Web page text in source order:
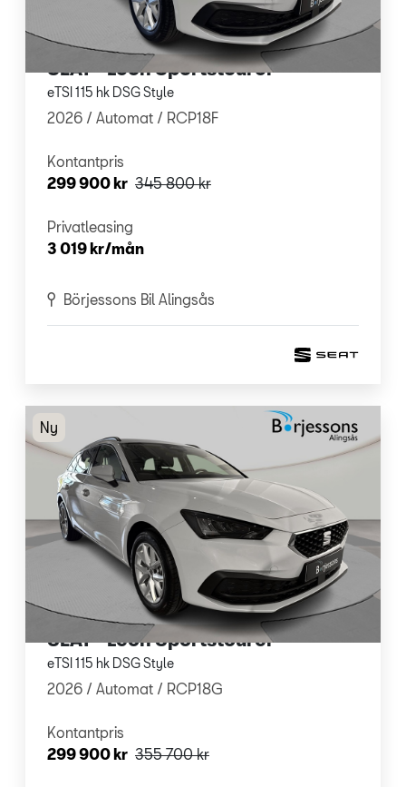
SEAT - Leon Sportstourer
eTSI 115 hk DSG Style
2026 / Automat / RCP18F
Kontantpris
299 900 kr 345 800 kr
Privatleasing
3 019 kr/mån
Börjessons Bil Alingsås
Ny
SEAT - Leon Sportstourer
eTSI 115 hk DSG Style
2026 / Automat / RCP18G
Kontantpris
299 900 kr 355 700 kr